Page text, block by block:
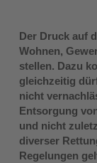
Der Druck auf
Wohnen,
stellen. Dazu
gleichzeitig
nicht
Entsorgung
und nicht
diverser
Regelungen